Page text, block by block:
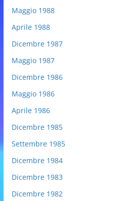
Maggio 1988
Aprile 1988
Dicembre 1987
Maggio 1987
Dicembre 1986
Maggio 1986
Aprile 1986
Dicembre 1985
Settembre 1985
Dicembre 1984
Dicembre 1983
Dicembre 1982